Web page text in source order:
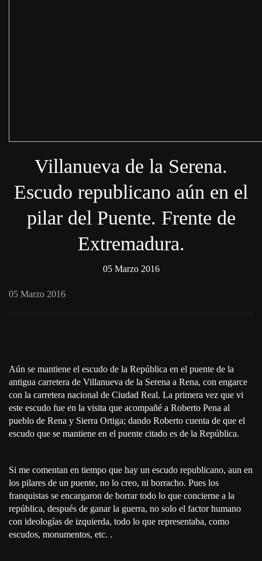
Villanueva de la Serena.
Escudo republicano aún en el
pilar del Puente. Frente de
Extremadura.
05 Marzo 2016
05 Marzo 2016
Aún se mantiene el escudo de la República en el puente de la
antigua carretera de Villanueva de la Serena a Rena, con engarce
con la carretera nacional de Ciudad Real. La primera vez que vi
este escudo fue en la visita que acompañé a Roberto Pena al
pueblo de Rena y Sierra Ortiga; dando Roberto cuenta de que el
escudo que se mantiene en el puente citado es de la República.
Si me comentan en tiempo que hay un escudo republicano, aun en
los pilares de un puente, no lo creo, ni borracho. Pues los
franquistas se encargaron de borrar todo lo que concierne a la
república, después de ganar la guerra, no solo el factor humano
con ideologías de izquierda, todo lo que representaba, como
escudos, monumentos, etc. .